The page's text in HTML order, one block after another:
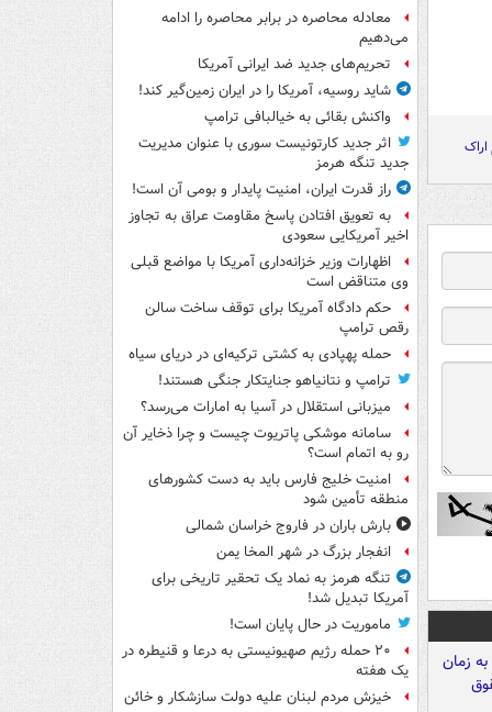
اراک
معادله محاصره در برابر محاصره را ادامه
می‌دهیم
تحریم‌های جدید ضد ایرانی آمریکا
شاید روسیه، آمریکا را در ایران زمین‌گیر کند!
واکنش بقائی به خیالبافی ترامپ
اثر جدید کارتونیست سوری با عنوان مدیریت
جدید تنگه هرمز
راز قدرت ایران، امنیت پایدار و بومی آن است!
به تعویق افتادن پاسخ مقاومت عراق به تجاوز
اخیر آمریکایی سعودی
اظهارات وزیر خزانه‌داری آمریکا با مواضع قبلی
وی متناقض است
حکم دادگاه آمریکا برای توقف ساخت سالن
رقص ترامپ
حمله پهپادی به کشتی ترکیه‌ای در دریای سیاه
ترامپ و نتانیاهو جنایتکار جنگی هستند!
میزبانی استقلال در آسیا به امارات می‌رسد؟
سامانه موشکی پاتریوت چیست و چرا ذخایر آن
رو به اتمام است؟
امنیت خلیج فارس باید به دست کشورهای
منطقه تأمین شود
بارش باران در فاروج خراسان شمالی
انفجار بزرگ در شهر المخا یمن
تنگه هرمز به نماد یک تحقیر تاریخی برای
آمریکا تبدیل شد!
ماموریت در حال پایان است!
۲۰ حمله رژیم صهیونیستی به درعا و قنیطره در
یک هفته
خیزش مردم لبنان علیه دولت سازشکار و خائن